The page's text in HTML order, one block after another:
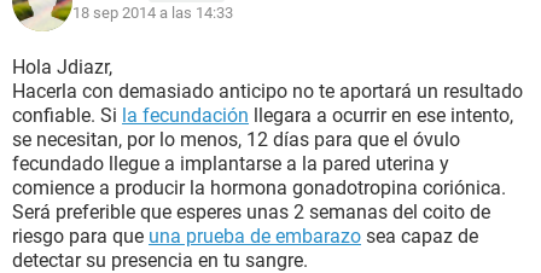
18 sep 2014 a las 14:33
Hola Jdiazr,
Hacerla con demasiado anticipo no te aportará un resultado
confiable. Si la fecundación llegara a ocurrir en ese intento,
se necesitan, por lo menos, 12 días para que el óvulo
fecundado llegue a implantarse a la pared uterina y
comience a producir la hormona gonadotropina coriónica.
Será preferible que esperes unas 2 semanas del coito de
riesgo para que una prueba de embarazo sea capaz de
detectar su presencia en tu sangre.